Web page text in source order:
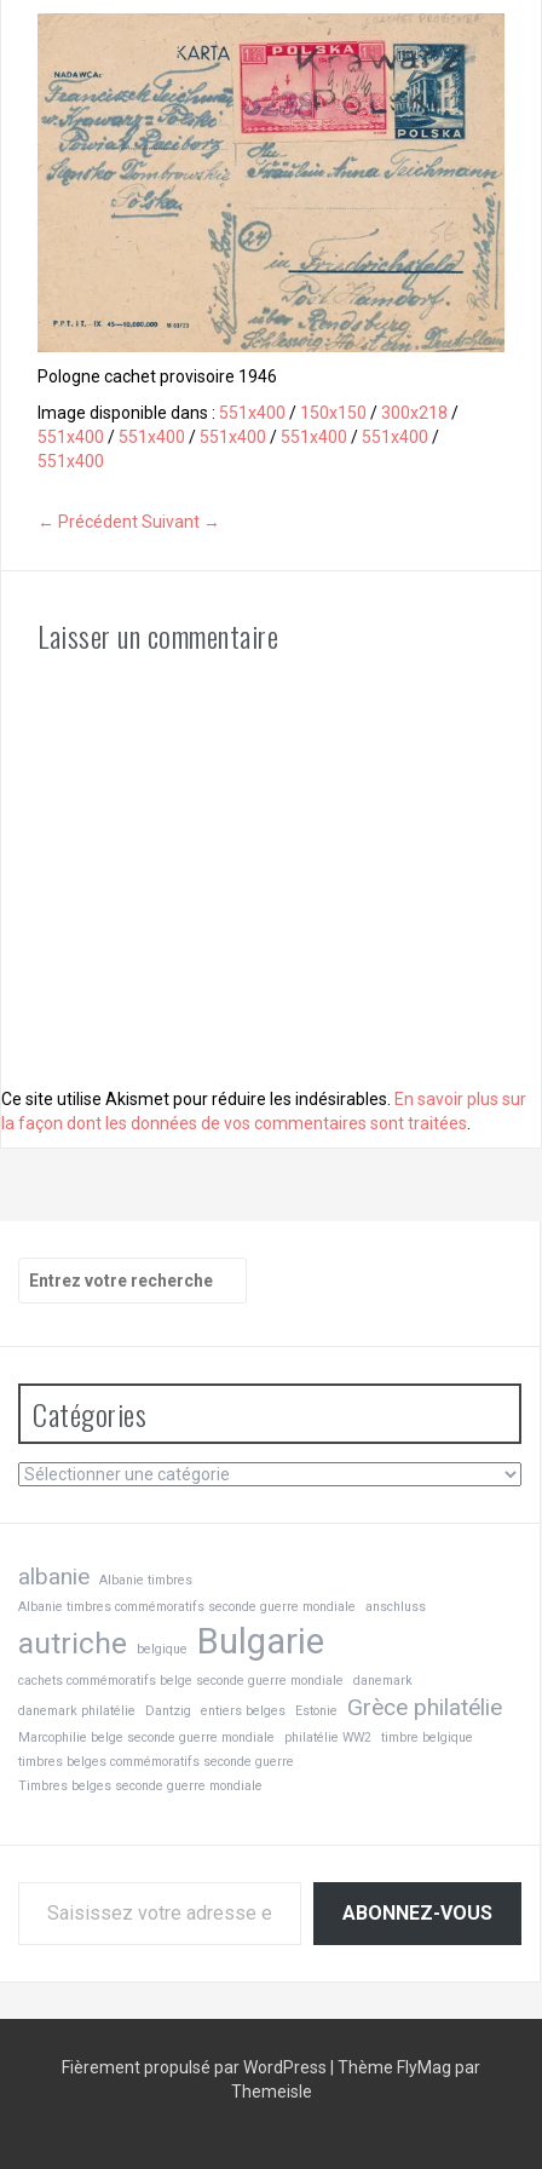
Pologne cachet provisoire 1946
Image disponible dans : 551x400 / 150x150 / 300x218 /
551x400 / 551x400 / 551x400 / 551x400 / 551x400 /
551x400
← PrécédentSuivant →
Laisser un commentaire
Ce site utilise Akismet pour réduire les indésirables. En savoir plus sur
la façon dont les données de vos commentaires sont traitées.
Recherche
pour
Catégories
Catégories
albanie
Albanie timbres
Albanie timbres commémoratifs seconde guerre mondiale
anschluss
autriche belgique Bulgarie
cachets commémoratifs belge seconde guerre mondiale
danemark
danemark philatélie
Dantzig entiers belges Estonie Grèce philatélie
Marcophilie belge seconde guerre mondiale philatélie WW2
timbre belgique
timbres belges commémoratifs seconde guerre
Timbres belges seconde guerre mondiale
ABONNEZ-VOUS
Fièrement propulsé par WordPress Thème FlyMag par
Themeisle